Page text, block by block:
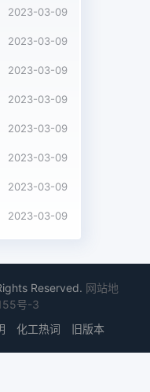
2023-03-09
2023-03-09
2023-03-09
2023-03-09
2023-03-09
2023-03-09
2023-03-09
2023-03-09
Reserved. 网站地
号-3
化工热词 旧版本